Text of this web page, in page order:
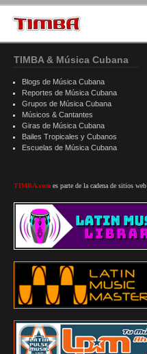
TIMBA & Música Cubana
Blogs de Música Cubana
Reportes de Música Cubana
Grupos de Música Cubana
Músicos & Cantantes
Giras de Música Cubana
Bailes Tropicales y Cubanos
Escuelas de Música Cubana
TIMBA.com es parte de la cadena de sitios web